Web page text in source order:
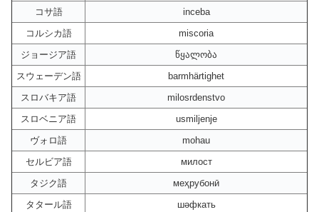
コサ語
inceba
コルシカ語
miscoria
ジョージア語
წყალობა
スウェーデン語
barmhärtighet
スロバキア語
milosrdenstvo
スロベニア語
usmiljenje
ヴォロ語
mohau
セルビア語
милост
タジク語
меҳрубонӣ
タタール語
шәфкать